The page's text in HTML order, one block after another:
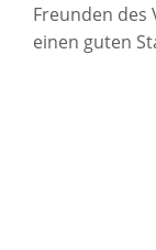
Freunden des
einen guten